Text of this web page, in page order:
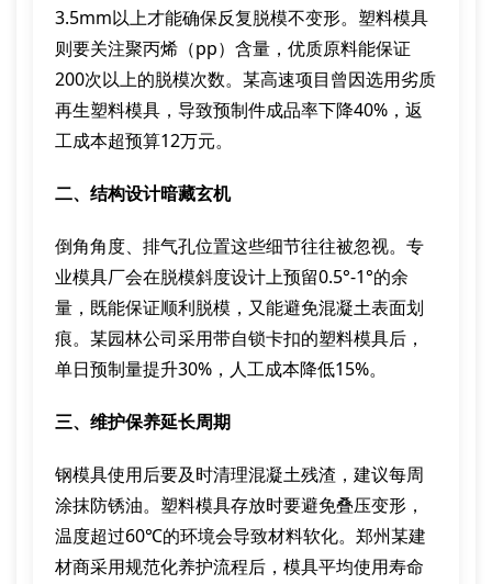
3.5mm以上才能确保反复脱模不变形。塑料模具
则要关注聚丙烯（pp）含量，优质原料能保证
200次以上的脱模次数。某高速项目曾因选用劣质
再生塑料模具，导致预制件成品率下降40%，返
工成本超预算12万元。
二、结构设计暗藏玄机
倒角角度、排气孔位置这些细节往往被忽视。专
业模具厂会在脱模斜度设计上预留0.5°-1°的余
量，既能保证顺利脱模，又能避免混凝土表面划
痕。某园林公司采用带自锁卡扣的塑料模具后，
单日预制量提升30%，人工成本降低15%。
三、维护保养延长周期
钢模具使用后要及时清理混凝土残渣，建议每周
涂抹防锈油。塑料模具存放时要避免叠压变形，
温度超过60℃的环境会导致材料软化。郑州某建
材商采用规范化养护流程后，模具平均使用寿命